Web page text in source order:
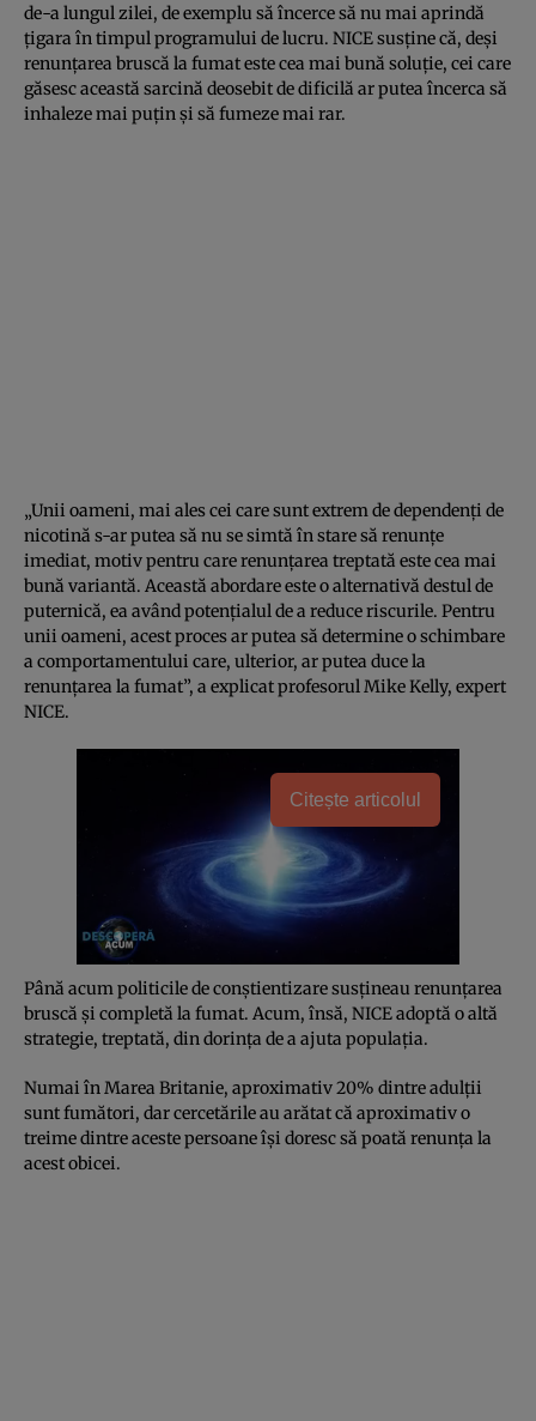
de-a lungul zilei, de exemplu să încerce să nu mai aprindă
ţigara în timpul programului de lucru. NICE susţine că, deşi
renunţarea bruscă la fumat este cea mai bună soluţie, cei care
găsesc această sarcină deosebit de dificilă ar putea încerca să
inhaleze mai puţin şi să fumeze mai rar.
„Unii oameni, mai ales cei care sunt extrem de dependenţi de
nicotină s-ar putea să nu se simtă în stare să renunţe
imediat, motiv pentru care renunţarea treptată este cea mai
bună variantă. Această abordare este o alternativă destul de
puternică, ea având potenţialul de a reduce riscurile. Pentru
unii oameni, acest proces ar putea să determine o schimbare
a comportamentului care, ulterior, ar putea duce la
renunţarea la fumat”, a explicat profesorul Mike Kelly, expert
NICE.
Citește articolul
Până acum politicile de conştientizare susţineau renunţarea
bruscă şi completă la fumat. Acum, însă, NICE adoptă o altă
strategie, treptată, din dorinţa de a ajuta populaţia.
Numai în Marea Britanie, aproximativ 20% dintre adulţii
sunt fumători, dar cercetările au arătat că aproximativ o
treime dintre aceste persoane îşi doresc să poată renunţa la
acest obicei.